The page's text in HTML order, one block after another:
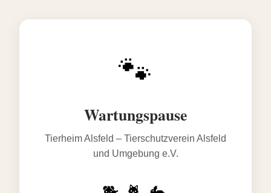
🐾
Wartungspause
Tierheim Alsfeld – Tierschutzverein Alsfeld
und Umgebung e.V.